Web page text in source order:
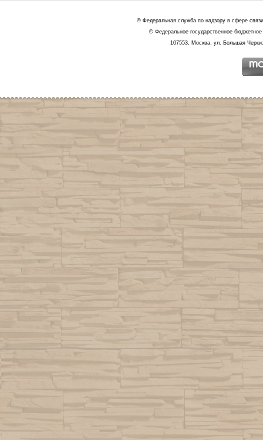
© Федеральная служба по надзору в сфере
© Федеральное государственное
107553, Москва, ул. Большая